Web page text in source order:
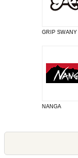
GRIP SWANY
NANGA